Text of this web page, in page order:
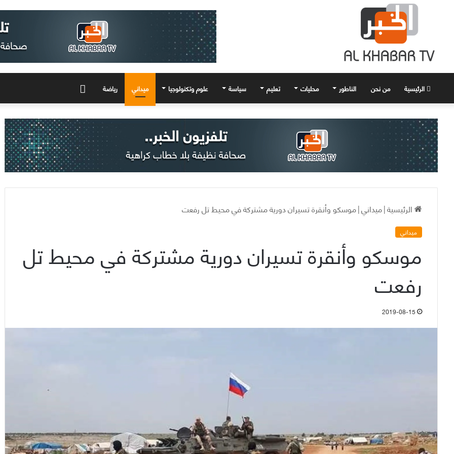
الرئيسية من نحن الناطور محليات تعليم سياسة علوم وتكنولوجيا ميداني رياضة
الرئيسية|ميداني|موسكو وأنقرة تسيران دورية مشتركة في محيط تل رفعت
ميداني
موسكو وأنقرة تسيران دورية مشتركة في محيط تل
رفعت
2019-08-15